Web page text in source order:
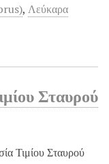
, Λεύκαρα
Σταυρού
Τιμίου Σταυρού